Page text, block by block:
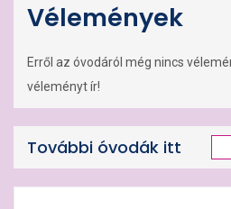
Vélemények
Erről az óvodáról még nincs
véleményt ír!
További óvodák itt